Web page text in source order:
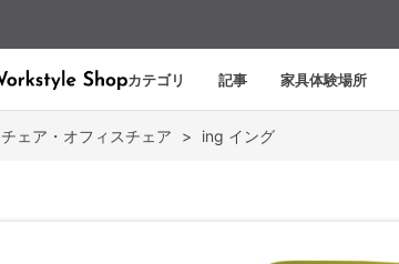
カテゴリ 記事 家具体験場所
チェア・オフィスチェア > ing イング